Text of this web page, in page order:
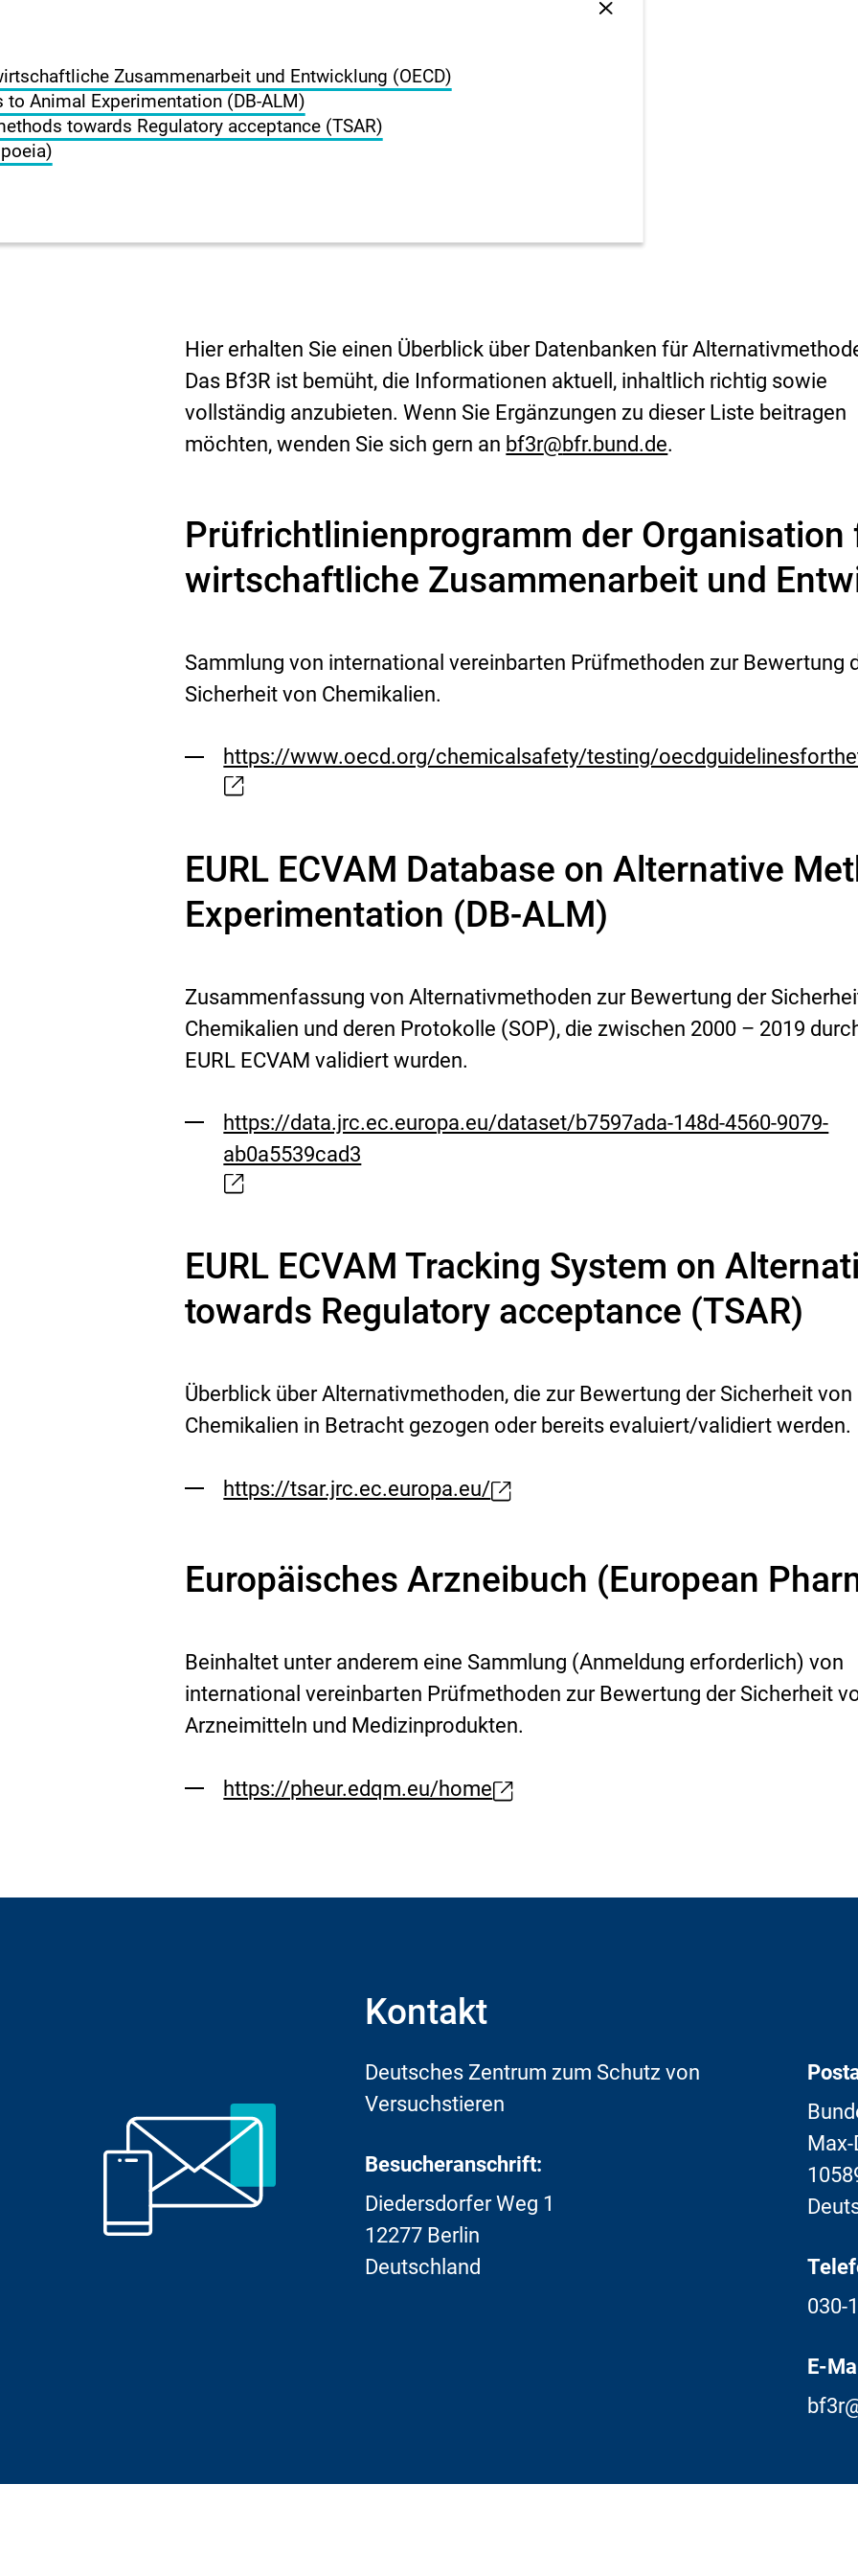
Sprungankerliste
Zusammenarbeit und Entwicklung (OECD)
to Animal Experimentation (DB-ALM)
towards Regulatory acceptance (TSAR)
Hier erhalten Sie einen Überblick über Datenbanken für
Das Bf3R ist bemüht, die Informationen aktuell, inhaltlich richtig sowie
vollständig anzubieten. Wenn Sie Ergänzungen zu dieser Liste beitragen
möchten, wenden Sie sich gern an bf3r@bfr.bund.de.
Prüfrichtlinienprogramm der Organisation
wirtschaftliche Zusammenarbeit und
Sammlung von international vereinbarten Prüfmethoden zur Bewertung
Sicherheit von Chemikalien.
Externer
https://www.oecd.org/chemicalsafety/testing/
EURL ECVAM Database on Alternative
Experimentation (DB-ALM)
Zusammenfassung von Alternativmethoden zur Bewertung der
Chemikalien und deren Protokolle (SOP), die zwischen 2000 – 2019
EURL ECVAM validiert wurden.
Externer
Link:
https://data.jrc.ec.europa.eu/dataset/b7597ada-148d-4560-9079-
ab0a5539cad3
EURL ECVAM Tracking System on
towards Regulatory acceptance (TSAR)
Überblick über Alternativmethoden, die zur Bewertung der Sicherheit von
Chemikalien in Betracht gezogen oder bereits evaluiert/validiert werden.
Externer
https://tsar.jrc.ec.europa.eu/
Europäisches Arzneibuch (European
Beinhaltet unter anderem eine Sammlung (Anmeldung erforderlich) von
international vereinbarten Prüfmethoden zur Bewertung der Sicherheit
Arzneimitteln und Medizinprodukten.
Externer
https://pheur.edqm.eu/home
Kontakt
Deutsches Zentrum zum Schutz von
Versuchstieren
Besucheranschrift:
Diedersdorfer Weg 1
12277 Berlin
Deutschland
030-
E-